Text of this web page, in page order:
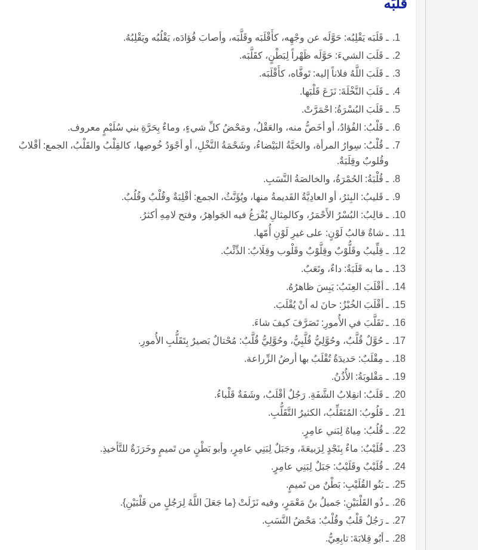
ـ قَلَبَه يَقْلِبُه: حَوَّلَه عن وجْهِه، كأَقْلَبَه وقَلَّبَه، وأصابَ فُؤادَه، يَقْلُبُه ويَقْلِبُهُ.
ـ قَلَبَ الشيءَ: حَوَّلَه ظَهْراً لِبَطْنٍ، كقَلَّبَه.
ـ قَلَبَ اللَّهُ فلاناً إليه: تَوفَّاه، كأَقْلَبَه.
ـ قَلَبَ النَّخْلَةَ: نَزَعَ قَلْبَها.
ـ قَلَبَ البُسْرَةُ: احْمَرَّتْ.
ـ قَلْبُ: الفُؤادُ، أو أخَصُّ منه، والعَقْلُ، ومَحْضُ كلِّ شيءٍ، وماءٌ بِحَرَّةِ بني سُلَيْمٍ معروف.
ـ قُلْبُ: سِوارُ المرأة، والحَيَّةُ البَيْضاءُ، وشَحْمَةُ النَّخْلِ، أو أجْوَدُ خُوصِها، كالقِلْبُ والقَلْبُ، الجمع: أقْلابٌ
وقُلوبٌ وقِلَبَةٌ.
ـ قُلْبَةُ: الحُمْرَةُ، والخالصَةُ النَّسَبِ.
ـ قَليبُ: البِئرُ، أو العادِيَّةُ القَديمةُ منها، ويُؤَنَّثُ، الجمع: أقْلِبَةٌ وقُلْبٌ وقُلُبٌ.
ـ قالِبُ: البُسْرُ الأَحْمَرُ، وكالمِثالِ يُفْرَغُ فيه الجَواهِرُ، وفتح لامِهِ أكثرُ.
ـ شاةٌ قالبُ لَوْنٍ: على غيرِ لَوْنِ أُمّها.
ـ قِلِّيبُ وقَلُّوْبٌ وقِلَّوْبٌ وقَلْوب وقِلَابٌ: الذِّئْبُ.
ـ ما به قَلَبَةٌ: داءٌ، وتَعَبٌ.
ـ أقْلَبَ العِنَبُ: يَبِسَ ظاهرُهُ.
ـ أقْلَبَ الخُبْزُ: حانَ له أنْ يُقْلَبَ.
ـ تَقَلَّبَ في الأُمورِ: تَصَرَّفَ كيفَ شاءَ.
ـ حُوَّلٌ قُلَّبٌ، وحُوَّلِيُّ قُلَّبِيُّ، وحُوَّلِيُّ قُلَّبٌ: مُحْتالٌ بَصيرٌ بِتَقَلُّبِ الأُمورِ.
ـ مِقْلَبٌ: حَديدَةٌ تُقْلَبُ بها أرضُ الزِّراعة.
ـ مَقْلوبَةُ: الأُذُنُ.
ـ قَلَبُ: انقِلابُ الشَّفَةِ. رَجُلٌ أقْلَبُ، وشَفَةٌ قَلْباءُ.
ـ قَلُوبُ: المُتَقَلِّبُ، الكثيرُ التَّقَلُّبِ.
ـ قُلُبُ: مِياهٌ لِبَني عامِرٍ.
ـ قُلَيْبٌ: ماءٌ بِنَجْدٍ لِرَبيعَةَ، وجَبَلٌ لِبَنِي عامِرٍ، وأبو بَطْنٍ من تَميمٍ وخَرَزَةٌ للتَّأخيذِ.
ـ قُلَيْبٌ وقَلَيْبٌ: جَبَلٌ لِبَنِي عامِرٍ.
ـ بَنُو القُلَيْبِ: بَطْنٌ من تَميمٍ.
ـ ذُو القَلْبَيْنِ: جَميلُ بنُ مَعْمَرٍ، وفيه نَزَلَتْ {ما جَعَلَ اللَّهُ لِرَجُلٍ من قَلْبَيْنِ}.
ـ رَجُلٌ قَلْبٌ وقُلْبٌ: مَحْضُ النَّسَبِ.
ـ أبُو قِلابَةَ: تابِعِيُّ.